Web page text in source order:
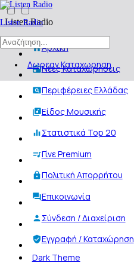
Listen Radio
Δωρεαν Καταχωρηση
Listen Radio
Αρχική
Νέες Καταχωρήσεις
Περιφέρειες Ελλάδας
Είδος Μουσικής
Στατιστικά Top 20
Γίνε Premium
Πολιτική Απορρήτου
Επικοινωνία
Σύνδεση / Διαχείριση
Εγγραφή / Καταχώρηση
Dark Theme